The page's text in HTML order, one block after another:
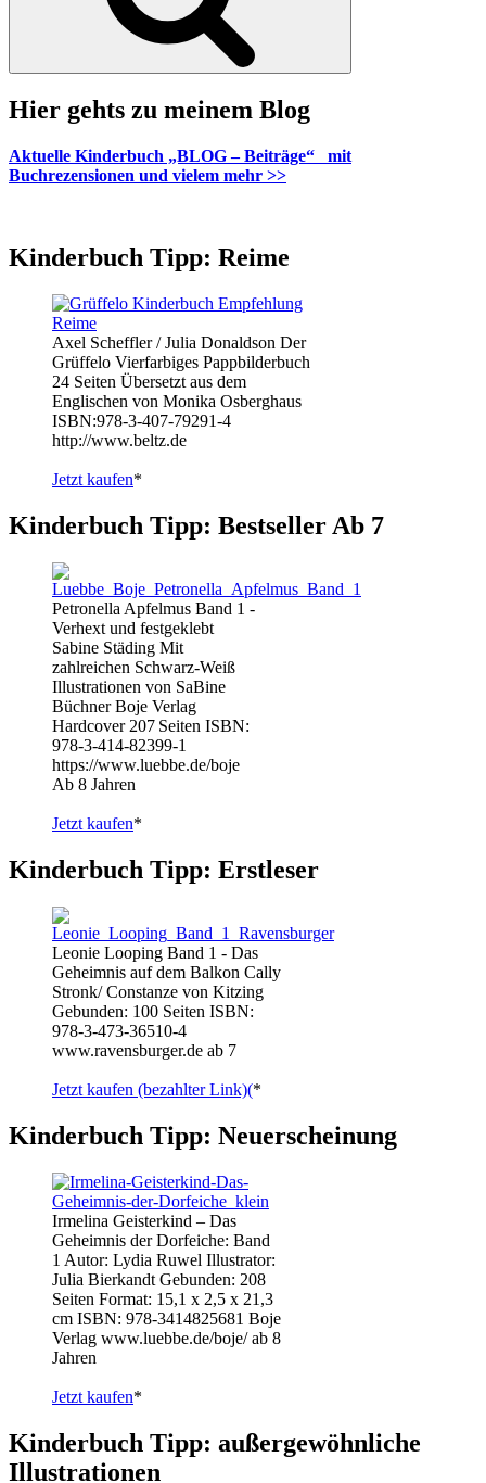
Hier gehts zu meinem Blog
Aktuelle Kinderbuch „BLOG – Beiträge“ mit
Buchrezensionen und vielem mehr >>
Kinderbuch Tipp: Reime
Axel Scheffler / Julia Donaldson Der
Grüffelo Vierfarbiges Pappbilderbuch
24 Seiten Übersetzt aus dem
Englischen von Monika Osberghaus
ISBN:978-3-407-79291-4
http://www.beltz.de
Jetzt kaufen*
Kinderbuch Tipp: Bestseller Ab 7
Petronella Apfelmus Band 1 -
Verhext und festgeklebt
Sabine Städing Mit
zahlreichen Schwarz-Weiß
Illustrationen von SaBine
Büchner Boje Verlag
Hardcover 207 Seiten ISBN:
978-3-414-82399-1
https://www.luebbe.de/boje
Ab 8 Jahren
Jetzt kaufen*
Kinderbuch Tipp: Erstleser
Leonie Looping Band 1 - Das
Geheimnis auf dem Balkon Cally
Stronk/ Constanze von Kitzing
Gebunden: 100 Seiten ISBN:
978-3-473-36510-4
www.ravensburger.de ab 7
Jetzt kaufen (bezahlter Link)(*
Kinderbuch Tipp: Neuerscheinung
Irmelina Geisterkind – Das
Geheimnis der Dorfeiche: Band
1 Autor: Lydia Ruwel Illustrator:
Julia Bierkandt Gebunden: 208
Seiten Format: 15,1 x 2,5 x 21,3
cm ISBN: 978-3414825681 Boje
Verlag www.luebbe.de/boje/ ab 8
Jahren
Jetzt kaufen*
Kinderbuch Tipp: außergewöhnliche
Illustrationen